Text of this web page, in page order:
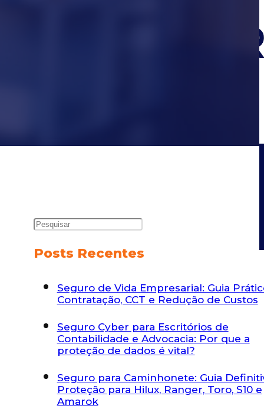
Posts Recentes
Seguro de Vida Empresarial: Guia
Contratação, CCT e Redução de Custos
Seguro Cyber para Escritórios de
Contabilidade e Advocacia: Por que a
proteção de dados é vital?
Seguro para Caminhonete: Guia
Proteção para Hilux, Ranger, Toro, S10 e
Amarok